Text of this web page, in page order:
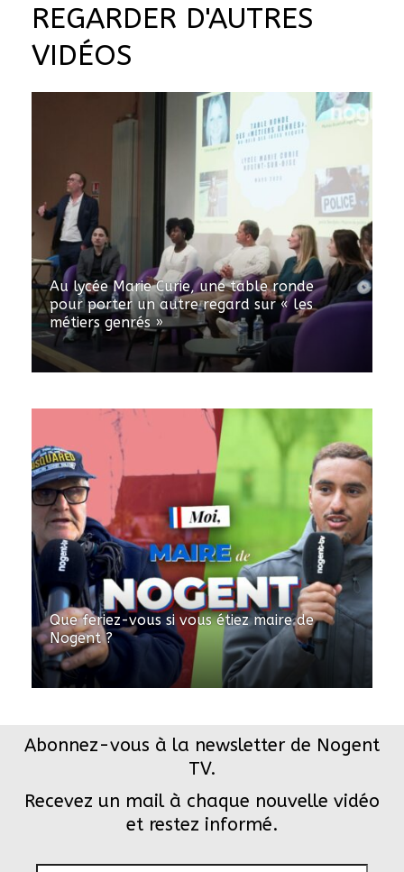
REGARDER D'AUTRES
VIDÉOS
Au lycée Marie Curie, une table ronde
pour porter un autre regard sur « les
métiers genrés »
Que feriez-vous si vous étiez maire de
Nogent ?
Abonnez-vous à la newsletter de Nogent
TV.
Recevez un mail à chaque nouvelle vidéo
et restez informé.